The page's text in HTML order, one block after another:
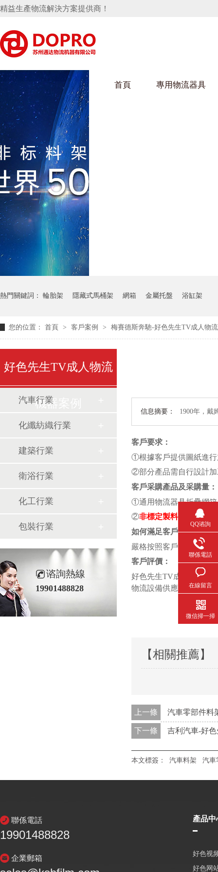
精益生產物流解決方案提供商！
首頁 專用物流器具
好色视频APP下载架
變速箱托盤 保險杠料架
輪胎架
衝壓件料架
儀表盤料架
轉向機料架
消聲器料架
懸掛料架
手推車
網箱
氣瓶料架
隱藏式馬桶水箱支架
汽車行業
衛浴行業
熱門關鍵詞： 輪胎架 隱藏式馬桶架 網箱 金屬托盤 浴缸架
您的位置： 首頁 > 客戶案例 > 梅賽德斯奔馳-好色先生TV成人物
信息摘要： 1900年
客戶要求：
①根據客戶提供圖紙進行
②部分產品需自行設計加
客戶采購產品及采購量：
①通用物流器具折疊網箱
②非標定製料架
：以
如何滿足客戶：
嚴格按照客戶提供的需求
客戶評價：
好色先生TV成人物流機器
物流設備供應商。
【相關推薦】
上一條 汽車零部件
下一條 吉利汽車-好
本文標簽： 汽車料架 汽車
好色先生TV成人物流
機器案例
汽車行業
化纖紡織行業
建築行業
衛浴行業
化工行業
包裝行業
谘詢熱線
19901488828
聯係電話
19901488828
企業郵箱
產品中
好色视
好色网
QQ谘詢
聯係電話
在線留言
微信掃一掃